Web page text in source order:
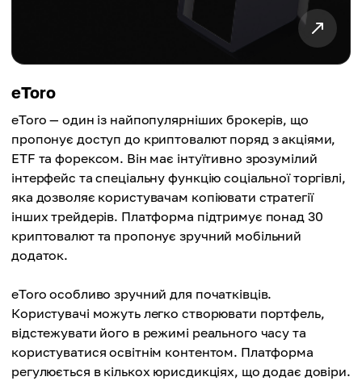
eToro
eToro — один із найпопулярніших брокерів, що
пропонує доступ до криптовалют поряд з акціями,
ETF та форексом. Він має інтуїтивно зрозумілий
інтерфейс та спеціальну функцію соціальної торгівлі,
яка дозволяє користувачам копіювати стратегії
інших трейдерів. Платформа підтримує понад 30
криптовалют та пропонує зручний мобільний
додаток.
eToro особливо зручний для початківців.
Користувачі можуть легко створювати портфель,
відстежувати його в режимі реального часу та
користуватися освітнім контентом. Платформа
регулюється в кількох юрисдикціях, що додає довіри.